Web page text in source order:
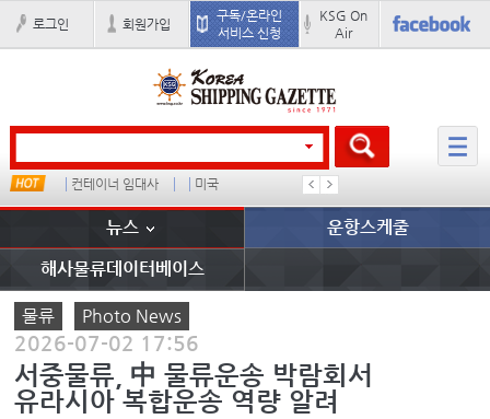
로그인 회원가입
구독/온라인
서비스 신청
KSG On
Air
컨테이너 임대사 미국 ���ͤ
뉴스 운항스케줄
해사물류데이터베이스
물류 Photo News
2026-07-02 17:56
서중물류, 中 물류운송 박람회서
유라시아 복합운송 역량 알려